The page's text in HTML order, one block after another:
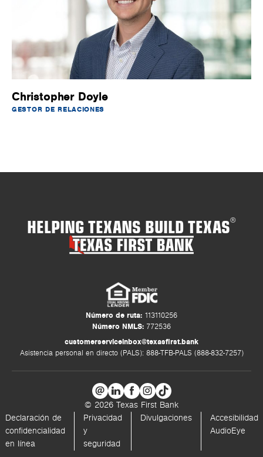
Christopher Doyle
GESTOR DE RELACIONES
HELPING TEXANS BUILD TEXAS®
Número de ruta: 113110256
Número NMLS: 772536
customerserviceinbox@texasfirst.bank
Asistencia personal en directo (PALS): 888-TFB-PALS (888-832-7257)
© 2026 Texas First Bank
Declaración de
confidencialidad
en línea
Privacidad
y
seguridad
Divulgaciones
Accesibilidad
AudioEye